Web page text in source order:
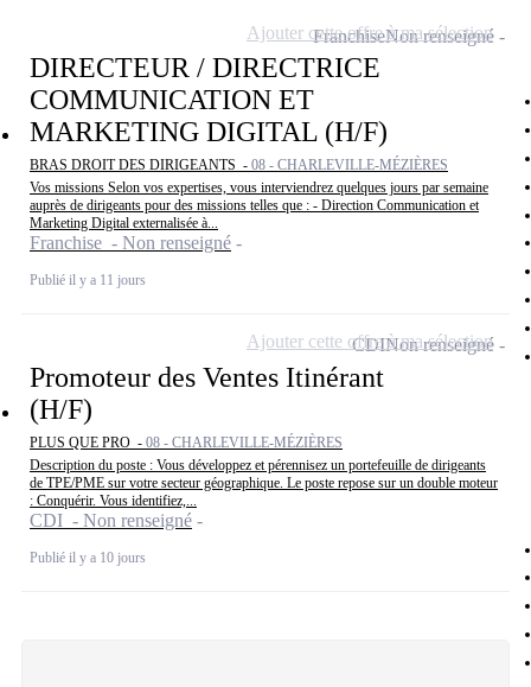
DIRECTEUR / DIRECTRICE
COMMUNICATION ET
MARKETING DIGITAL (H/F)
BRAS DROIT DES DIRIGEANTS - 08 - CHARLEVILLE-MÉZIÈRES
Vos missions Selon vos expertises, vous interviendrez quelques jours par semaine
auprès de dirigeants pour des missions telles que : - Direction Communication et
Marketing Digital externalisée à...
Franchise - Non renseigné
Publié il y a 11 jours
FranchiseNon renseigné
Ajouter cette offre à ma sélection
Promoteur des Ventes Itinérant
(H/F)
PLUS QUE PRO - 08 - CHARLEVILLE-MÉZIÈRES
Description du poste : Vous développez et pérennisez un portefeuille de dirigeants
de TPE/PME sur votre secteur géographique. Le poste repose sur un double moteur
: Conquérir. Vous identifiez,...
CDI - Non renseigné
Publié il y a 10 jours
CDINon renseigné
Ajouter cette offre à ma sélection